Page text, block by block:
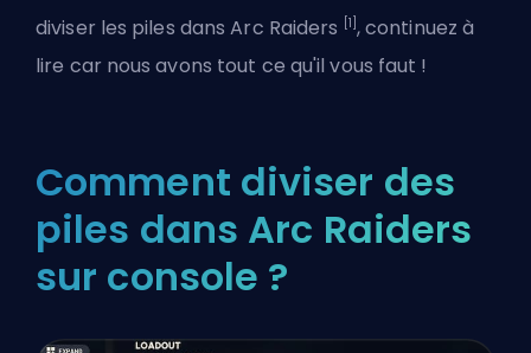
diviser les piles dans Arc Raiders
[1] , continuez à
lire car nous avons tout ce qu'il vous faut !
Comment diviser des
piles dans Arc Raiders
sur console ?